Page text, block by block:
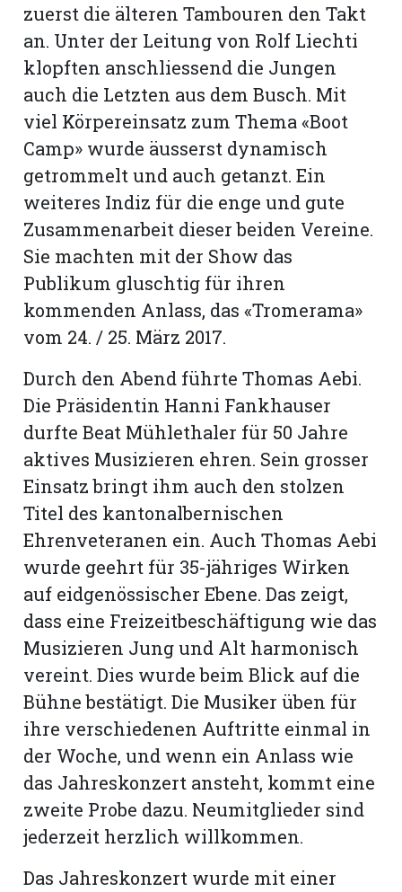
zuerst die älteren Tambouren den Takt
an. Unter der Leitung von Rolf Liechti
klopften anschliessend die Jungen
auch die Letzten aus dem Busch. Mit
viel Körpereinsatz zum Thema «Boot
Camp» wurde äusserst dynamisch
getrommelt und auch getanzt. Ein
weiteres Indiz für die enge und gute
Zusammenarbeit dieser beiden Vereine.
Sie machten mit der Show das
Publikum gluschtig für ihren
kommenden Anlass, das «Tromerama»
vom 24. / 25. März 2017.
Durch den Abend führte Thomas Aebi.
Die Präsidentin Hanni Fankhauser
durfte Beat Mühlethaler für 50 Jahre
aktives Musizieren ehren. Sein grosser
Einsatz bringt ihm auch den stolzen
Titel des kantonalbernischen
Ehrenveteranen ein. Auch Thomas Aebi
wurde geehrt für 35-jähriges Wirken
auf eidgenössischer Ebene. Das zeigt,
dass eine Freizeitbeschäftigung wie das
Musizieren Jung und Alt harmonisch
vereint. Dies wurde beim Blick auf die
Bühne bestätigt. Die Musiker üben für
ihre verschiedenen Auftritte einmal in
der Woche, und wenn ein Anlass wie
das Jahreskonzert ansteht, kommt eine
zweite Probe dazu. Neumitglieder sind
jederzeit herzlich willkommen.
Das Jahreskonzert wurde mit einer